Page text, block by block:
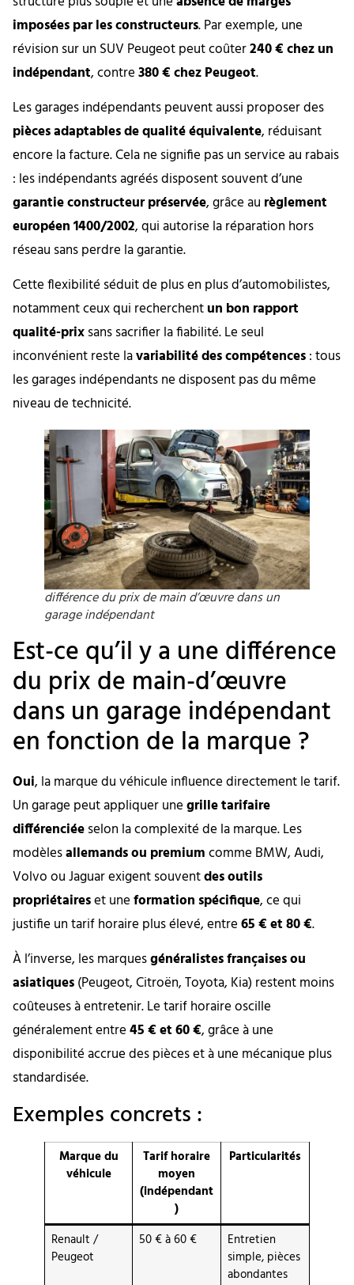
imposées par les constructeurs. Par exemple, une
révision sur un SUV Peugeot peut coûter240 € chez un
indépendant, contre380 € chez Peugeot.
Les garages indépendants peuvent aussi proposer des
pièces adaptables de qualité équivalente, réduisant
encore la facture. Cela ne signifie pas un service au rabais
: les indépendants agréés disposent souvent d’une
garantie constructeur préservée, grâce au règlement
européen 1400/2002, qui autorise la réparation hors
réseau sans perdre la garantie.
Cette flexibilité séduit de plus en plus d’automobilistes,
notamment ceux qui recherchentun bon rapport
qualité-prixsans sacrifier la fiabilité. Le seul
inconvénient reste lavariabilité des compétences: tous
les garages indépendants ne disposent pas du même
niveau de technicité.
différence du prix de main d’œuvre dans un
garage indépendant
Est-ce qu’il y a une différence
du prix de main-d’œuvre
dans un garage indépendant
en fonction de la marque ?
Oui, la marque du véhicule influence directement le tarif.
Un garage peut appliquer unegrille tarifaire
différenciéeselon la complexité de la marque. Les
modèlesallemands ou premiumcomme BMW, Audi,
Volvo ou Jaguar exigent souventdes outils
propriétaireset uneformation spécifique, ce qui
justifie un tarif horaire plus élevé, entre65 € et 80 €.
À l’inverse, les marquesgénéralistes françaises ou
asiatiques(Peugeot, Citroën, Toyota, Kia) restent moins
coûteuses à entretenir. Le tarif horaire oscille
généralement entre45 € et 60 €, grâce à une
disponibilité accrue des pièces et à une mécanique plus
standardisée.
Exemples concrets :
Marque du
véhicule
Tarif horaire
moyen
(indépendant
)
Particularités
Renault /
Peugeot
50 € à 60 €
Entretien
simple, pièces
abondantes